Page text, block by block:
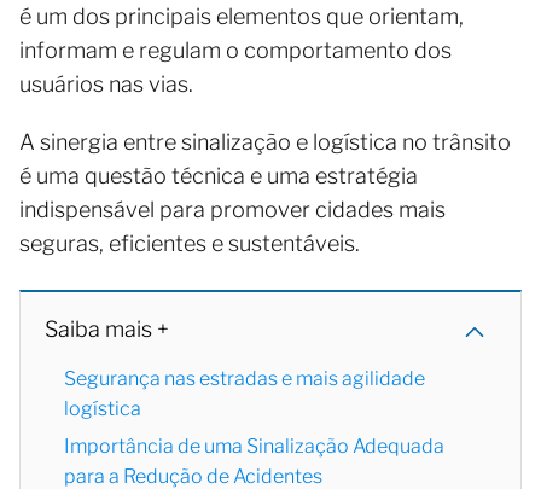
é um dos principais elementos que orientam,
informam e regulam o comportamento dos
usuários nas vias.
A sinergia entre sinalização e logística no trânsito
é uma questão técnica e uma estratégia
indispensável para promover cidades mais
seguras, eficientes e sustentáveis.
Saiba mais +
Segurança nas estradas e mais agilidade
logística
Importância de uma Sinalização Adequada
para a Redução de Acidentes